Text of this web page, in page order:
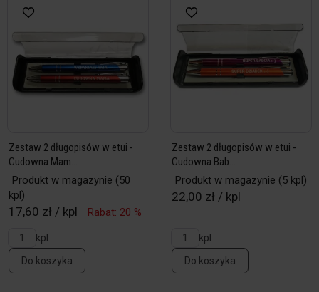
Zestaw 2 długopisów w etui -
Cudowna Mam...
Produkt w magazynie (50
kpl)
17,60 zł / kpl
Rabat: 20 %
kpl
Do koszyka
Zestaw 2 długopisów w etui -
Cudowna Bab...
Produkt w magazynie (5 kpl)
22,00 zł / kpl
kpl
Do koszyka